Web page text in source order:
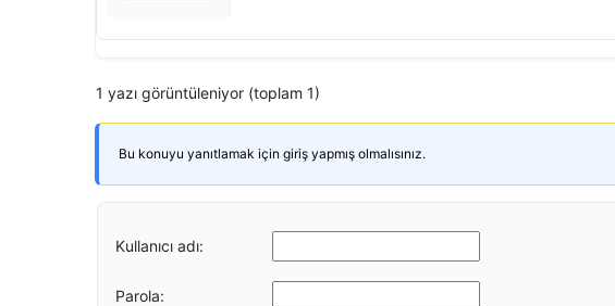
1 yazı görüntüleniyor (toplam 1)
Bu konuyu yanıtlamak için giriş yapmış olmalısınız.
Kullanıcı adı:
Parola: